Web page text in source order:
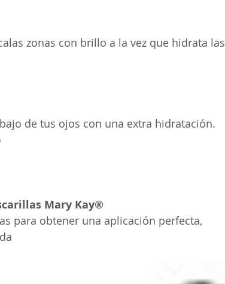
zonas con brillo a la vez que hidrata las
de tus ojos con una extra hidratación.
Mary Kay®
para obtener una aplicación perfecta,